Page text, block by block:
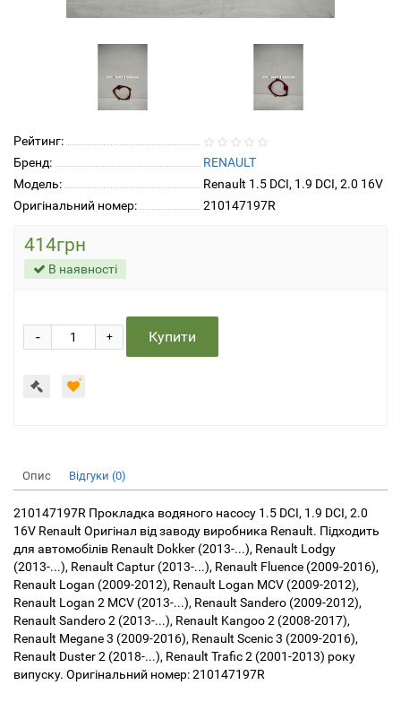
Рейтинг:
Бренд:
RENAULT
Модель:
Renault 1.5 DCI, 1.9 DCI, 2.0 16V
Оригінальний номер:
210147197R
414грн
В наявності
+
- Купити
Опис Відгуки (0)
210147197R Прокладка водяного насосу 1.5 DCI, 1.9 DCI, 2.0
16V Renault Оригінал від заводу виробника Renault. Підходить
для автомобілів Renault Dokker (2013-...), Renault Lodgy
(2013-...), Renault Captur (2013-...), Renault Fluence (2009-2016),
Renault Logan (2009-2012), Renault Logan MCV (2009-2012),
Renault Logan 2 MCV (2013-...), Renault Sandero (2009-2012),
Renault Sandero 2 (2013-...), Renault Kangoo 2 (2008-2017),
Renault Megane 3 (2009-2016), Renault Scenic 3 (2009-2016),
Renault Duster 2 (2018-...), Renault Trafic 2 (2001-2013) року
випуску. Оригінальний номер: 210147197R